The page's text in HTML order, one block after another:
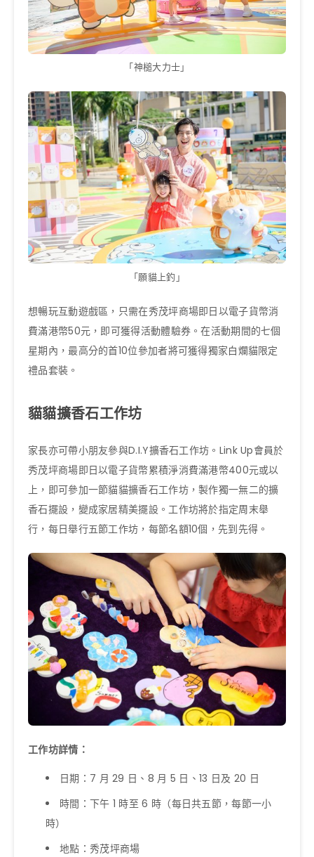
「神槌大力士」
「願貓上釣」
想暢玩互動遊戲區，只需在秀茂坪商場即日以電子貨幣消
費滿港幣50元，即可獲得活動體驗券。在活動期間的七個
星期內，最高分的首10位參加者將可獲得獨家白爛貓限定
禮品套裝。
貓貓擴香石工作坊
家長亦可帶小朋友參與D.I.Y擴香石工作坊。Link Up會員於
秀茂坪商場即日以電子貨幣累積淨消費滿港幣400元或以
上，即可參加一節貓貓擴香石工作坊，製作獨一無二的擴
香石擺設，變成家居精美擺設。工作坊將於指定周末舉
行，每日舉行五節工作坊，每節名額10個，先到先得。
工作坊詳情：
日期：7 月 29 日、8 月 5 日、13 日及 20 日
時間：下午 1 時至 6 時（每日共五節，每節一小
時）
地點：秀茂坪商場